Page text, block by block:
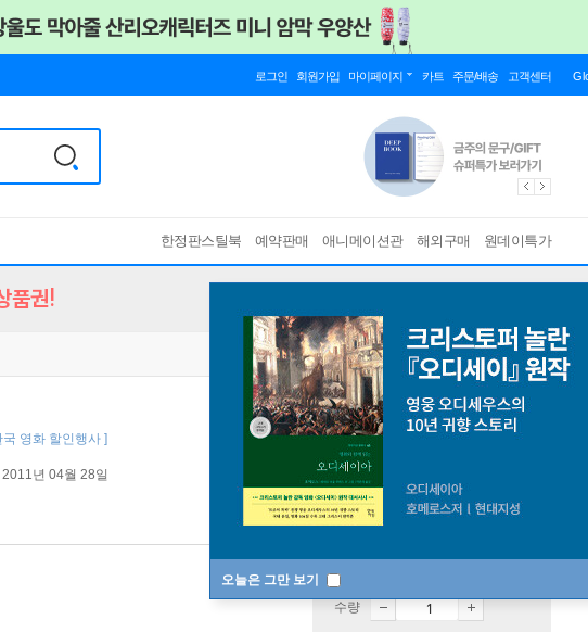
로그인 회원가입 마이페이지 카트 주문/배송 고객센터
한정판스틸북 예약판매 애니메이션관 해외구매 원데이특가
오늘은 그만 보기
품권!
국 영화 할인행사 ]
2011년 04월 28일
품절
수량